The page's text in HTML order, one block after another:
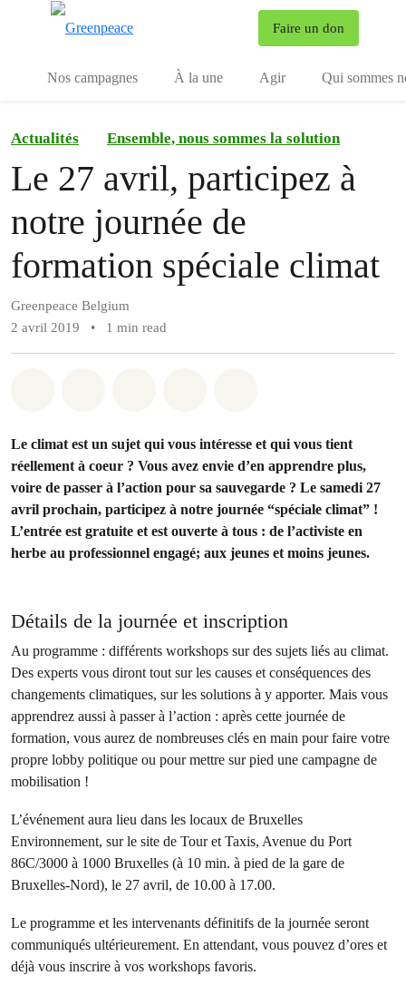
Faire un don
Nos campagnes À la une Agir Qui sommes
Actualités Ensemble, nous sommes la solution
Le 27 avril, participez à
notre journée de
formation spéciale climat
Greenpeace Belgium
2 avril 2019
• 1 min read
Le climat est un sujet qui vous intéresse et qui vous tient
réellement à coeur ? Vous avez envie d’en apprendre plus,
voire de passer à l’action pour sa sauvegarde ? Le samedi 27
avril prochain, participez à notre journée “spéciale climat” !
L’entrée est gratuite et est ouverte à tous : de l’activiste en
herbe au professionnel engagé; aux jeunes et moins jeunes.
Détails de la journée et inscription
Au programme : différents workshops sur des sujets liés au climat.
Des experts vous diront tout sur les causes et conséquences des
changements climatiques, sur les solutions à y apporter. Mais vous
apprendrez aussi à passer à l’action : après cette journée de
formation, vous aurez de nombreuses clés en main pour faire votre
propre lobby politique ou pour mettre sur pied une campagne de
mobilisation !
L’événement aura lieu dans les locaux de Bruxelles
Environnement, sur le site de Tour et Taxis, Avenue du Port
86C/3000 à 1000 Bruxelles (à 10 min. à pied de la gare de
Bruxelles-Nord), le 27 avril, de 10.00 à 17.00.
Le programme et les intervenants définitifs de la journée seront
communiqués ultérieurement. En attendant, vous pouvez d’ores et
déjà vous inscrire à vos workshops favoris.